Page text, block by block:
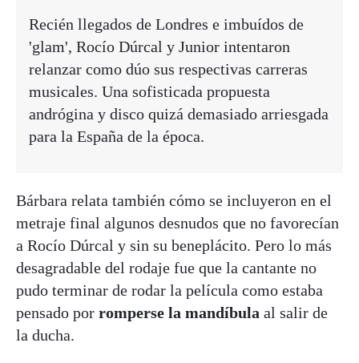
Recién llegados de Londres e imbuídos de
'glam', Rocío Dúrcal y Junior intentaron
relanzar como dúo sus respectivas carreras
musicales. Una sofisticada propuesta
andrógina y disco quizá demasiado arriesgada
para la España de la época.
Bárbara relata también cómo se incluyeron en el
metraje final algunos desnudos que no favorecían
a Rocío Dúrcal y sin su beneplácito. Pero lo más
desagradable del rodaje fue que la cantante no
pudo terminar de rodar la película como estaba
pensado por romperse la mandíbula al salir de
la ducha.